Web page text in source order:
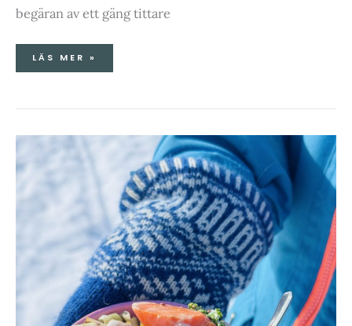
begäran av ett gäng tittare
LÄS MER »
VÅRVINTER,